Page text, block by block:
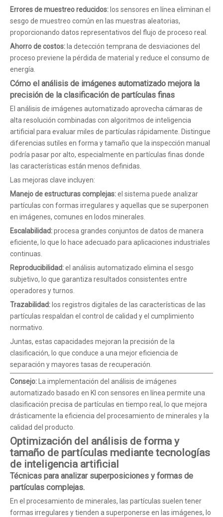
Errores de muestreo reducidos: los sensores en línea eliminan el
sesgo de muestreo común en las muestras aleatorias,
proporcionando datos representativos del flujo de proceso real.
Ahorro de costos: la detección temprana de desviaciones del
proceso previene la pérdida de material y reduce el consumo de
energía.
Cómo el análisis de imágenes automatizado mejora la
precisión de la clasificación de partículas finas
El análisis de imágenes automatizado aprovecha cámaras de
alta resolución combinadas con algoritmos de inteligencia
artificial para evaluar miles de partículas rápidamente. Distingue
diferencias sutiles en forma y tamaño que la inspección manual
podría pasar por alto, especialmente en partículas finas donde
las características están menos definidas.
Las mejoras clave incluyen:
Manejo de estructuras complejas:el sistema puede analizar
partículas con formas irregulares y aquellas que se superponen
en imágenes, comunes en lodos minerales.
Escalabilidad:procesa grandes conjuntos de datos de manera
eficiente, lo que lo hace adecuado para aplicaciones industriales
continuas.
Reproducibilidad:el análisis automatizado elimina el sesgo
subjetivo, lo que garantiza resultados consistentes entre
operadores y turnos.
Trazabilidad: los registros digitales de las características de las
partículas respaldan el control de calidad y el cumplimiento
normativo.
Juntas, estas capacidades mejoran la precisión de la
clasificación, lo que conduce a una mejor eficiencia de
separación y mayores tasas de recuperación.
Consejo:
La implementación del análisis de imágenes
automatizado basado en KI con sensores en línea permite una
clasificación precisa de partículas en tiempo real, lo que mejora
drásticamente la eficiencia del procesamiento de minerales y la
calidad del producto.
Optimización del análisis de forma y
tamaño de partículas mediante tecnologías
de inteligencia artificial
Técnicas para analizar superposiciones y formas de
partículas complejas.
En el procesamiento de minerales, las partículas suelen tener
formas irregulares y tienden a superponerse en las imágenes, lo